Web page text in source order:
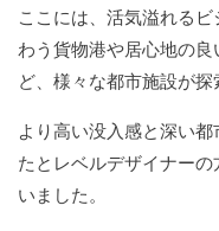
ここには、活気溢れる
わう貨物港や居心地の
ど、様々な都市施設が探
より高い没入感と深い
たとレベルデザイナー
いました。